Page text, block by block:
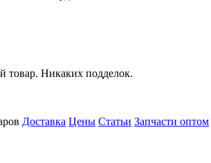
товар. Никаких подделок.
Доставка Цены Статьи Запчасти оптом